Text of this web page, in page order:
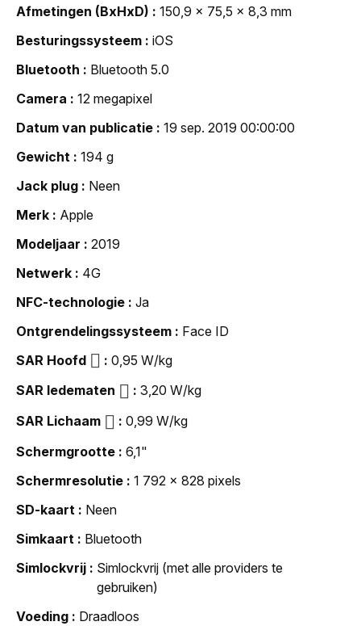
Afmetingen (BxHxD)
150,9 x 75,5 x 8,3 mm
Besturingssysteem
iOS
Bluetooth
Bluetooth 5.0
Camera
12 megapixel
Datum van publicatie
19 sep. 2019 00:00:00
Gewicht
194 g
Jack plug
Neen
Merk
Apple
Modeljaar
2019
Netwerk
4G
NFC-technologie
Ja
Ontgrendelingssysteem
Face ID
SAR Hoofd
0,95 W/kg
SAR ledematen
3,20 W/kg
SAR Lichaam
0,99 W/kg
Schermgrootte
6,1"
Schermresolutie
1 792 x 828 pixels
SD-kaart
Neen
Simkaart
Bluetooth
Simlockvrij
Simlockvrij (met alle providers te
gebruiken)
Voeding
Draadloos